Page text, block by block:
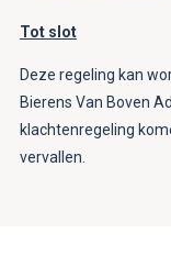
Tot slot
Deze regeling kan
Bierens Van Boven
klachtenregeling
vervallen.